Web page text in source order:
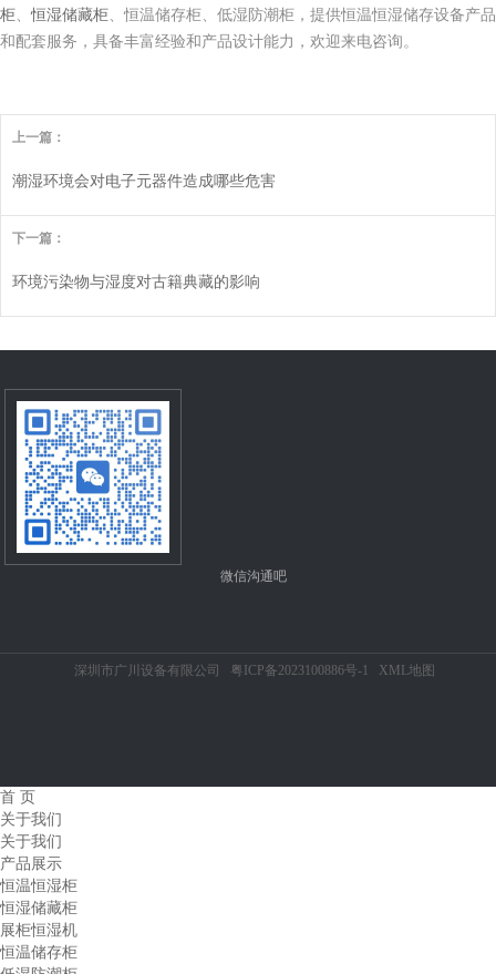
柜 、恒湿储藏柜 、恒温储存柜、低湿防潮柜，提供恒温恒湿储存设备产品
和配套服务，具备丰富经验和产品设计能力，欢迎来电咨询。
上一篇：
潮湿环境会对电子元器件造成哪些危害
下一篇：
环境污染物与湿度对古籍典藏的影响
微信沟通吧
深圳市广川设备有限公司 粤ICP备2023100886号-1 XML地图
首 页
关于我们
关于我们
产品展示
恒温恒湿柜
恒湿储藏柜
展柜恒湿机
恒温储存柜